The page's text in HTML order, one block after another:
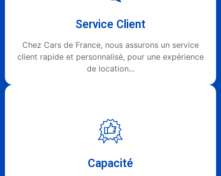
Service Client
Chez Cars de France, nous assurons un service
client rapide et personnalisé, pour une expérience
de location...
Capacité